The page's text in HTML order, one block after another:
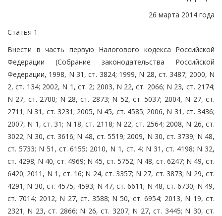
26 марта 2014 года
Статья 1
Внести в часть первую Налогового кодекса Российской
Федерации (Собрание законодательства Российской
Федерации, 1998, N 31, ст. 3824; 1999, N 28, ст. 3487; 2000, N
2, ст. 134; 2002, N 1, ст. 2; 2003, N 22, ст. 2066; N 23, ст. 2174;
N 27, ст. 2700; N 28, ст. 2873; N 52, ст. 5037; 2004, N 27, ст.
2711; N 31, ст. 3231; 2005, N 45, ст. 4585; 2006, N 31, ст. 3436;
2007, N 1, ст. 31; N 18, ст. 2118; N 22, ст. 2564; 2008, N 26, ст.
3022; N 30, ст. 3616; N 48, ст. 5519; 2009, N 30, ст. 3739; N 48,
ст. 5733; N 51, ст. 6155; 2010, N 1, ст. 4; N 31, ст. 4198; N 32,
ст. 4298; N 40, ст. 4969; N 45, ст. 5752; N 48, ст. 6247; N 49, ст.
6420; 2011, N 1, ст. 16; N 24, ст. 3357; N 27, ст. 3873; N 29, ст.
4291; N 30, ст. 4575, 4593; N 47, ст. 6611; N 48, ст. 6730; N 49,
ст. 7014; 2012, N 27, ст. 3588; N 50, ст. 6954; 2013, N 19, ст.
2321; N 23, ст. 2866; N 26, ст. 3207; N 27, ст. 3445; N 30, ст.